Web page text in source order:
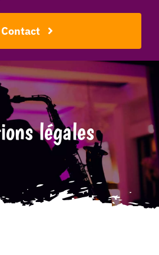
Contact
légales